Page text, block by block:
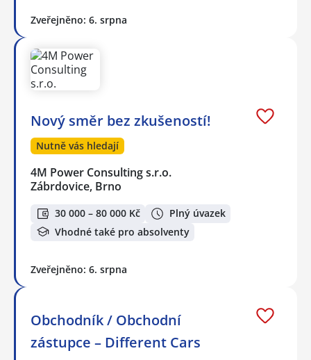
Zveřejněno: 6. srpna
Nový směr bez zkušeností!
Nutně vás hledají
4M Power Consulting s.r.o.
Zábrdovice, Brno
30 000 – 80 000 Kč
Plný úvazek
Vhodné také pro absolventy
Zveřejněno: 6. srpna
Obchodník / Obchodní
zástupce – Different Cars